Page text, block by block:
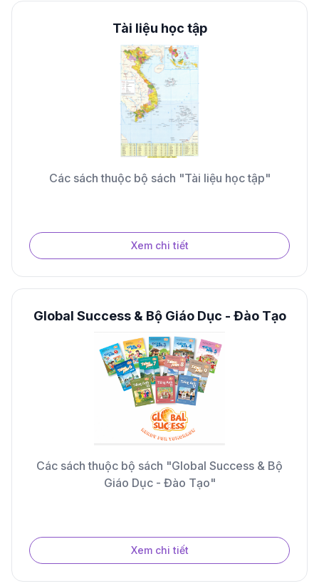
Tài liệu học tập
Các sách thuộc bộ sách "Tài liệu học tập"
Xem chi tiết
Global Success & Bộ Giáo Dục - Đào Tạo
Các sách thuộc bộ sách "Global Success & Bộ
Giáo Dục - Đào Tạo"
Xem chi tiết